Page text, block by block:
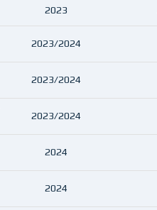
2023
2023/2024
2023/2024
2023/2024
2024
2024